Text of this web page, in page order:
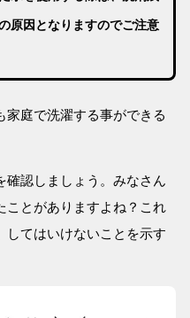
原因となりますのでご注意
家庭で洗濯する事ができる
確認しましょう。みなさん
ことがありますよね？これ
してはいけないことを示す